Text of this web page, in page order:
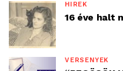
HÍREK
16 éve halt
VERSENYEK